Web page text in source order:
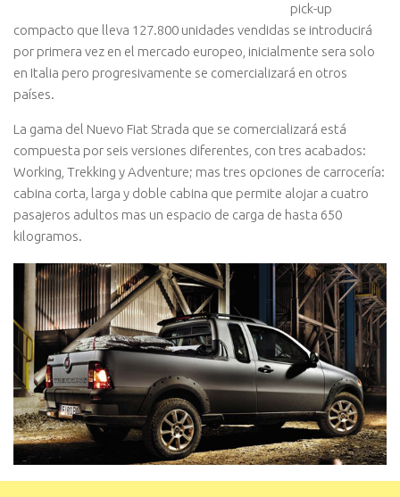
pick-up
compacto que lleva 127.800 unidades vendidas se introducirá
por primera vez en el mercado europeo, inicialmente sera solo
en Italia pero progresivamente se comercializará en otros
países.
La gama del Nuevo Fiat Strada que se comercializará está
compuesta por seis versiones diferentes, con tres acabados:
Working, Trekking y Adventure; mas tres opciones de carrocería:
cabina corta, larga y doble cabina que permite alojar a cuatro
pasajeros adultos mas un espacio de carga de hasta 650
kilogramos.